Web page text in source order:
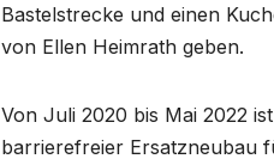
Bastelstrecke und einen
von Ellen Heimrath geben.
Von Juli 2020 bis Mai 2022
barrierefreier Ersatzneubau